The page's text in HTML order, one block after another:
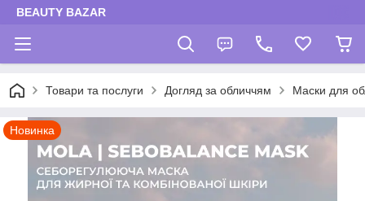
BEAUTY BAZAR
Товари та послуги Догляд за обличчям Маски для
Новинка